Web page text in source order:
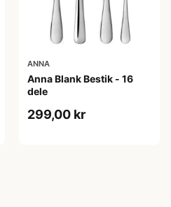
ANNA
Anna Blank Bestik - 16
dele
299,00 kr